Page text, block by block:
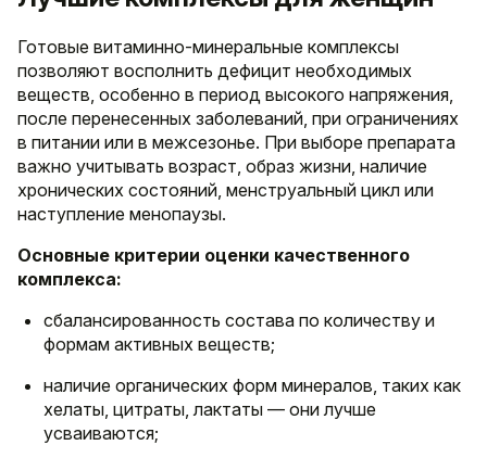
Готовые витаминно-минеральные комплексы
позволяют восполнить дефицит необходимых
веществ, особенно в период высокого напряжения,
после перенесенных заболеваний, при ограничениях
в питании или в межсезонье. При выборе препарата
важно учитывать возраст, образ жизни, наличие
хронических состояний, менструальный цикл или
наступление менопаузы.
Основные критерии оценки качественного
комплекса:
сбалансированность состава по количеству и
формам активных веществ;
наличие органических форм минералов, таких как
хелаты, цитраты, лактаты — они лучше
усваиваются;